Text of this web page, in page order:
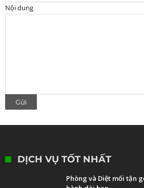
Nội dung
DỊCH VỤ TỐT NHẤT
Phòng và Diệt mối tận